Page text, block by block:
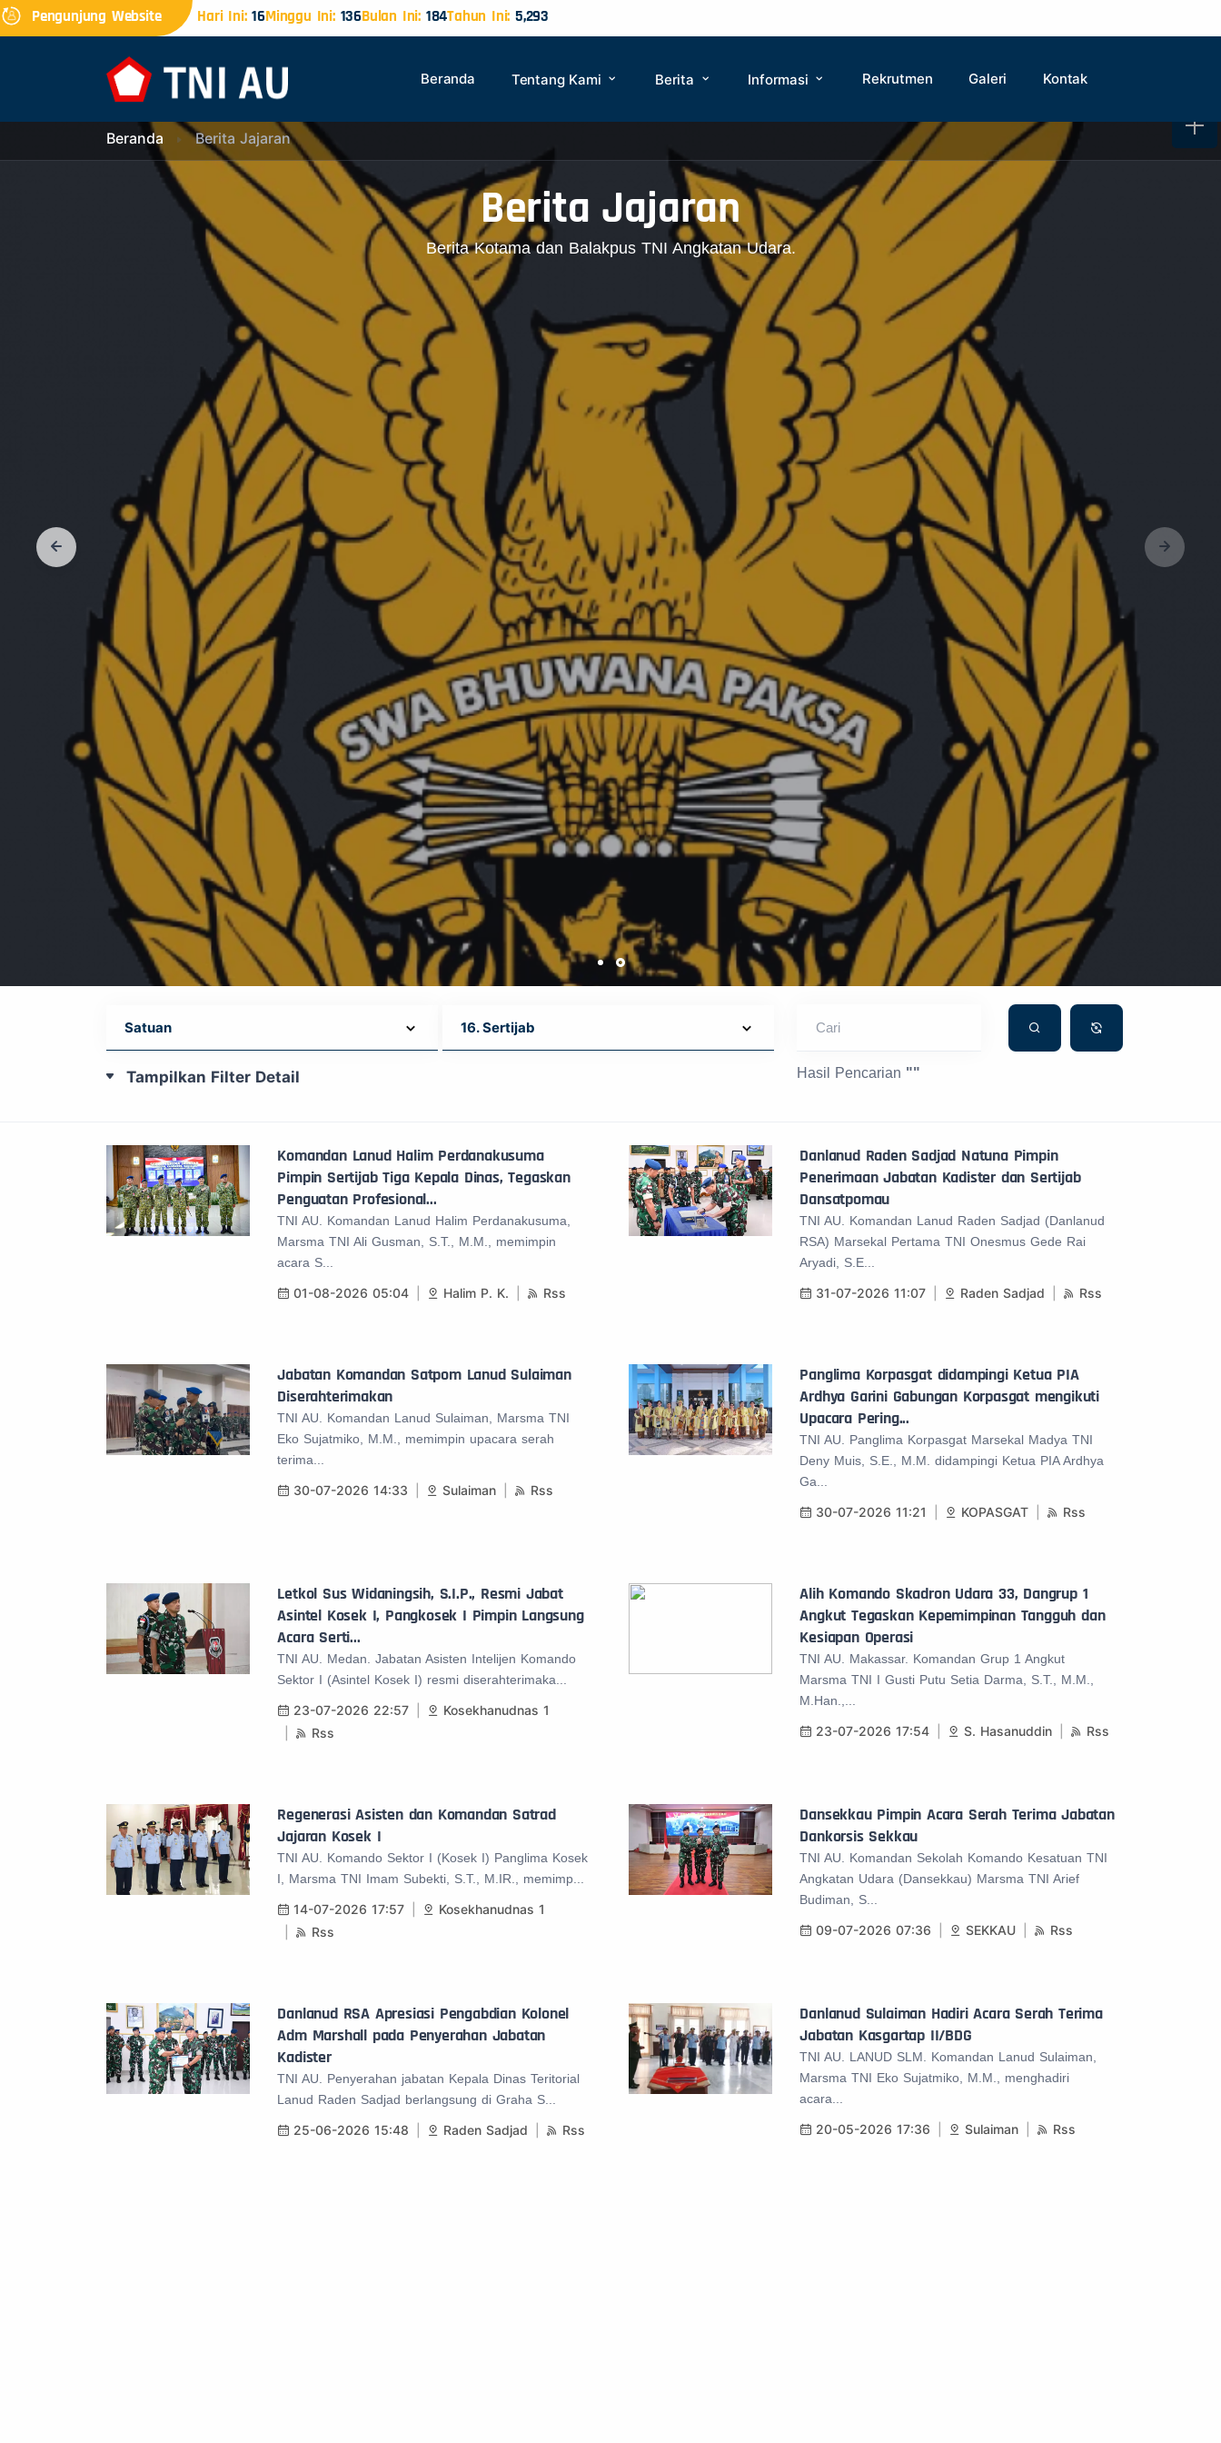
Pengunjung Website Hari Ini:16Minggu Ini:136Bulan Ini: 184Tahun Ini: 5,293
Beranda Tentang Kami Berita Informasi Rekrutmen Galeri Kontak
Beranda Berita Jajaran
Berita Jajaran
Berita Kotama dan Balakpus TNI Angkatan Udara.
Cari
Tampilkan Filter Detail Hasil Pencarian ""
Komandan Lanud Halim Perdanakusuma
Pimpin Sertijab Tiga Kepala Dinas, Tegaskan
Penguatan Profesional...
TNI AU. Komandan Lanud Halim Perdanakusuma,
Marsma TNI Ali Gusman, S.T., M.M., memimpin
acara S...
01-08-2026 05:04 Halim P. K. Rss
Danlanud Raden Sadjad Natuna Pimpin
Penerimaan Jabatan Kadister dan Sertijab
Dansatpomau
TNI AU. Komandan Lanud Raden Sadjad (Danlanud
RSA) Marsekal Pertama TNI Onesmus Gede Rai
Aryadi, S.E...
31-07-2026 11:07 Raden Sadjad Rss
Jabatan Komandan Satpom Lanud Sulaiman
Diserahterimakan
TNI AU. Komandan Lanud Sulaiman, Marsma TNI
Eko Sujatmiko, M.M., memimpin upacara serah
terima...
30-07-2026 14:33 Sulaiman Rss
Panglima Korpasgat didampingi Ketua PIA
Ardhya Garini Gabungan Korpasgat mengikuti
Upacara Pering...
TNI AU. Panglima Korpasgat Marsekal Madya TNI
Deny Muis, S.E., M.M. didampingi Ketua PIA Ardhya
Ga...
30-07-2026 11:21 KOPASGAT Rss
Letkol Sus Widaningsih, S.I.P., Resmi Jabat
Asintel Kosek I, Pangkosek I Pimpin Langsung
Acara Serti...
TNI AU. Medan. Jabatan Asisten Intelijen Komando
Sektor I (Asintel Kosek I) resmi diserahterimaka...
23-07-2026 22:57
Kosekhanudnas 1
Rss
Alih Komando Skadron Udara 33, Dangrup 1
Angkut Tegaskan Kepemimpinan Tangguh dan
Kesiapan Operasi
TNI AU. Makassar. Komandan Grup 1 Angkut
Marsma TNI I Gusti Putu Setia Darma, S.T., M.M.,
M.Han.,...
23-07-2026 17:54 S. Hasanuddin Rss
Regenerasi Asisten dan Komandan Satrad
Jajaran Kosek I
TNI AU. Komando Sektor I (Kosek I) Panglima Kosek
I, Marsma TNI Imam Subekti, S.T., M.IR., memimp...
14-07-2026 17:57
Kosekhanudnas 1
Rss
Dansekkau Pimpin Acara Serah Terima Jabatan
Dankorsis Sekkau
TNI AU. Komandan Sekolah Komando Kesatuan TNI
Angkatan Udara (Dansekkau) Marsma TNI Arief
Budiman, S...
09-07-2026 07:36 SEKKAU Rss
Danlanud RSA Apresiasi Pengabdian Kolonel
Adm Marshall pada Penyerahan Jabatan
Kadister
TNI AU. Penyerahan jabatan Kepala Dinas Teritorial
Lanud Raden Sadjad berlangsung di Graha S...
25-06-2026 15:48 Raden Sadjad Rss
Danlanud Sulaiman Hadiri Acara Serah Terima
Jabatan Kasgartap II/BDG
TNI AU. LANUD SLM. Komandan Lanud Sulaiman,
Marsma TNI Eko Sujatmiko, M.M., menghadiri
acara...
20-05-2026 17:36 Sulaiman Rss